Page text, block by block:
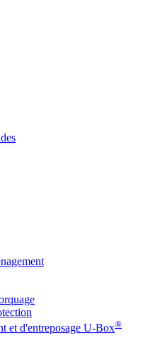
et d'entreposage U-Box®